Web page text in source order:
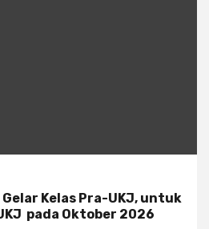
Kelas Pra-UKJ, untuk
pada Oktober 2026